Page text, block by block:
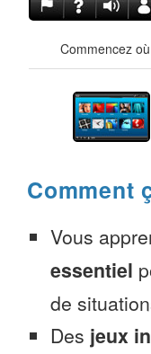
Commencez
Comment
Vous
essentiel
de
Des jeux